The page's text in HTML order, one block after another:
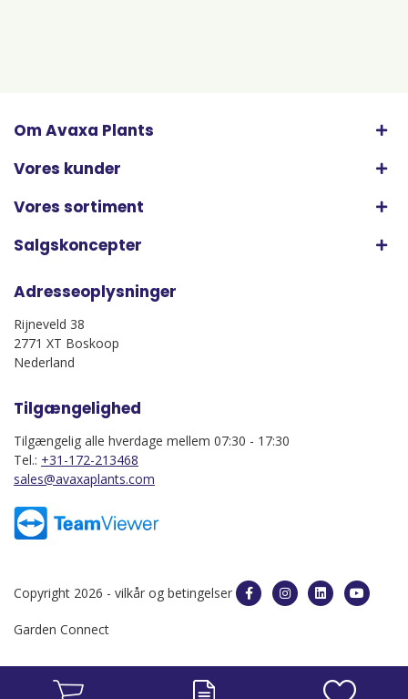
Om Avaxa Plants
Vores kunder
Vores sortiment
Salgskoncepter
Adresseoplysninger
Rijneveld 38
2771 XT Boskoop
Nederland
Tilgængelighed
Tilgængelig alle hverdage mellem 07:30 - 17:30
Tel.: +31-172-213468
sales@avaxaplants.com
Copyright 2026 - vilkår og betingelser
Garden Connect